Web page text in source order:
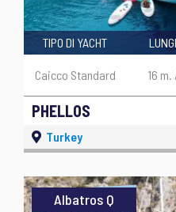
PHELLOS
TIPO DI YACHT
Caicco Standard 16
Turkey
Albatros Q